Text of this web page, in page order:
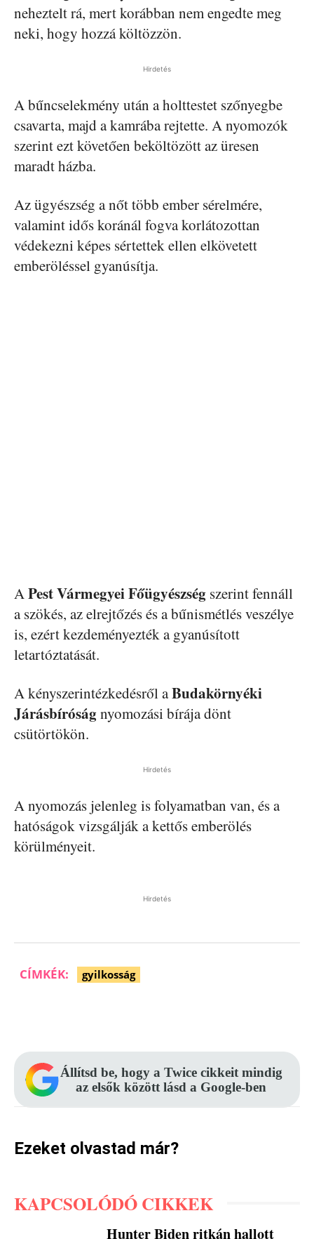
neheztelt rá, mert korábban nem engedte meg
neki, hogy hozzá költözzön.
Hirdetés
A bűncselekmény után a holttestet szőnyegbe
csavarta, majd a kamrába rejtette. A nyomozók
szerint ezt követően beköltözött az üresen
maradt házba.
Az ügyészség a nőt több ember sérelmére,
valamint idős koránál fogva korlátozottan
védekezni képes sértettek ellen elkövetett
emberöléssel gyanúsítja.
APest Vármegyei Főügyészség szerint fennáll
a szökés, az elrejtőzés és a bűnismétlés veszélye
is, ezért kezdeményezték a gyanúsított
letartóztatását.
A kényszerintézkedésről aBudakörnyéki
Járásbíróságnyomozási bírája dönt
csütörtökön.
Hirdetés
A nyomozás jelenleg is folyamatban van, és a
hatóságok vizsgálják a kettős emberölés
körülményeit.
Hirdetés
CÍMKÉK: gyilkosság
Állítsd be, hogy a Twice cikkeit mindig
az elsők között lásd a Google-ben
Ezeket olvastad már?
KAPCSOLÓDÓ CIKKEK
Hunter Biden ritkán hallott